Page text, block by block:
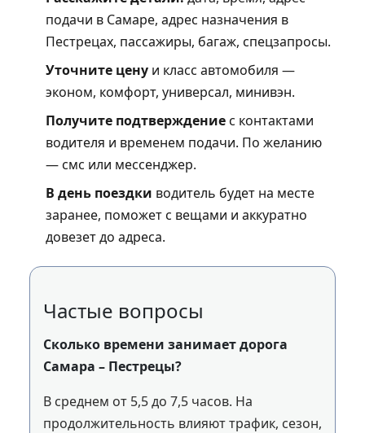
подачи в Самаре, адрес назначения в
Пестрецах, пассажиры, багаж, спецзапросы.
Уточните цену и класс автомобиля —
эконом, комфорт, универсал, минивэн.
Получите подтверждениес контактами
водителя и временем подачи. По желанию
— смс или мессенджер.
В день поездки водитель будет на месте
заранее, поможет с вещами и аккуратно
довезет до адреса.
Частые вопросы
Сколько времени занимает дорога
Самара – Пестрецы?
В среднем от 5,5 до 7,5 часов. На
продолжительность влияют трафик, сезон,